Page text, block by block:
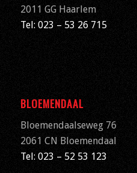
2011 GG Haarlem
Tel: 023 – 53 26 715
BLOEMENDAAL
Bloemendaalseweg 76
2061 CN Bloemendaal
Tel: 023 – 52 53 123